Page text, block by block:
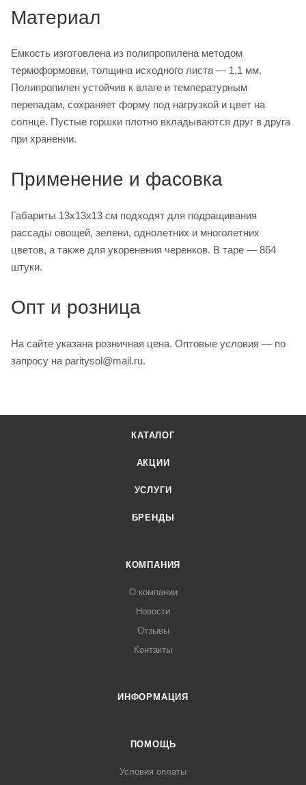
Материал
Емкость изготовлена из полипропилена методом
термоформовки, толщина исходного листа — 1,1 мм.
Полипропилен устойчив к влаге и температурным
перепадам, сохраняет форму под нагрузкой и цвет на
солнце. Пустые горшки плотно вкладываются друг в друга
при хранении.
Применение и фасовка
Габариты 13х13х13 см подходят для подращивания
рассады овощей, зелени, однолетних и многолетних
цветов, а также для укоренения черенков. В таре — 864
штуки.
Опт и розница
На сайте указана розничная цена. Оптовые условия — по
запросу на paritysol@mail.ru.
КАТАЛОГ
АКЦИИ
УСЛУГИ
БРЕНДЫ
КОМПАНИЯ
О компании
Новости
Отзывы
Контакты
ИНФОРМАЦИЯ
ПОМОЩЬ
Условия оплаты